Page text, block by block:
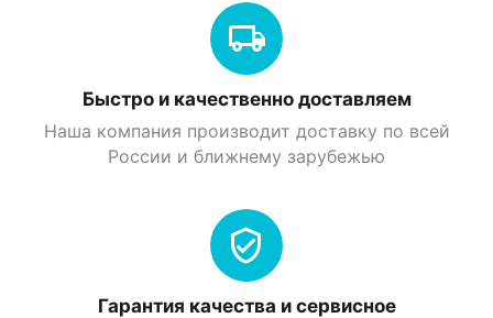
Быстро и качественно доставляем
Наша компания производит доставку по всей
России и ближнему зарубежью
Гарантия качества и сервисное